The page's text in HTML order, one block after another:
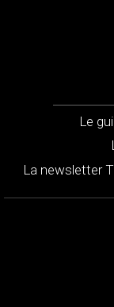
Le
La newsletter